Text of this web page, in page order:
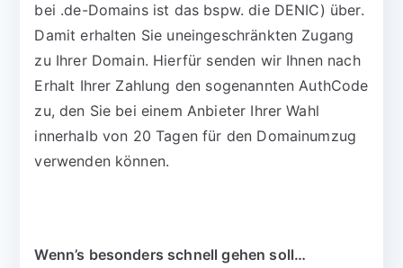
bei .de-Domains ist das bspw. die DENIC) über.
Damit erhalten Sie uneingeschränkten Zugang
zu Ihrer Domain. Hierfür senden wir Ihnen nach
Erhalt Ihrer Zahlung den sogenannten AuthCode
zu, den Sie bei einem Anbieter Ihrer Wahl
innerhalb von 20 Tagen für den Domainumzug
verwenden können.
Wenn’s besonders schnell gehen soll…